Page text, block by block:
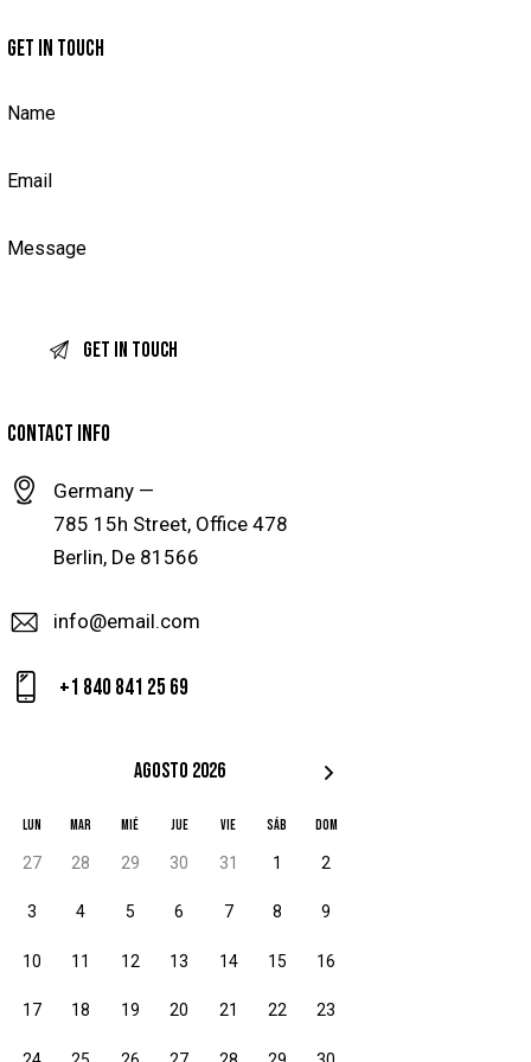
GET IN TOUCH
CONTACT INFO
Germany —
785 15h Street, Office 478
Berlin, De 81566
info@email.com
+1 840 841 25 69
agosto 2026
LUN MAR MIÉ JUE VIE SÁB DOM
27 28 29 30 31 1 2
3 4 5 6 7 8 9
10 11 12 13 14 15 16
17 18 19 20 21 22 23